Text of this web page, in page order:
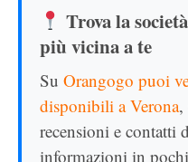
Trova la
più vicina a te
Su Orangogo puoi
disponibili a Verona,
recensioni e contatti
informazioni in